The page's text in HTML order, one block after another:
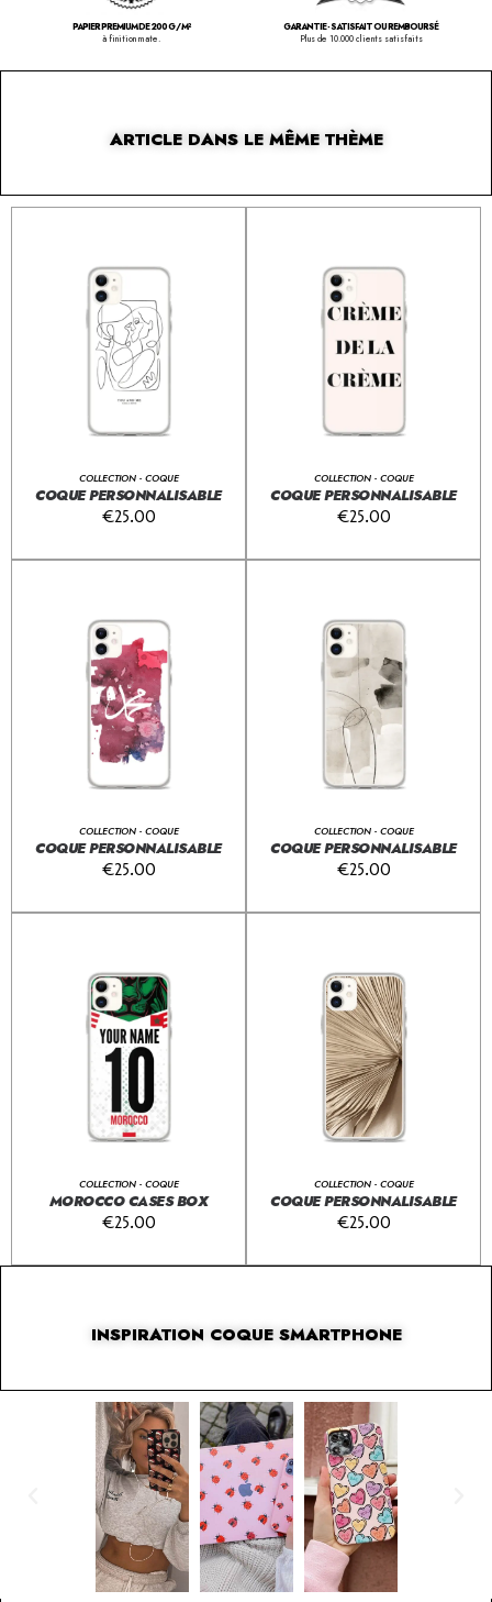
PAPIER PREMIUM DE 200 G / M²
à finition mate.
GARANTIE - SATISFAIT OU REMBOURSÉ
Plus de 10.000 clients satisfaits
ARTICLE DANS LE MÊME THÈME
COLLECTION - COQUE
COQUE PERSONNALISABLE
€25.00
COLLECTION - COQUE
COQUE PERSONNALISABLE
€25.00
COLLECTION - COQUE
COQUE PERSONNALISABLE
€25.00
COLLECTION - COQUE
COQUE PERSONNALISABLE
€25.00
COLLECTION - COQUE
MOROCCO CASES BOX
€25.00
COLLECTION - COQUE
COQUE PERSONNALISABLE
€25.00
INSPIRATION COQUE SMARTPHONE